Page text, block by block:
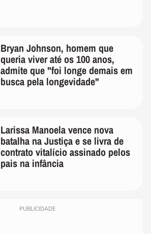
Bryan Johnson, homem que
queria viver até os 100 anos,
admite que "foi longe demais em
busca pela longevidade"
Larissa Manoela vence nova
batalha na Justiça e se livra de
contrato vitalício assinado pelos
pais na infância
PUBLICIDADE